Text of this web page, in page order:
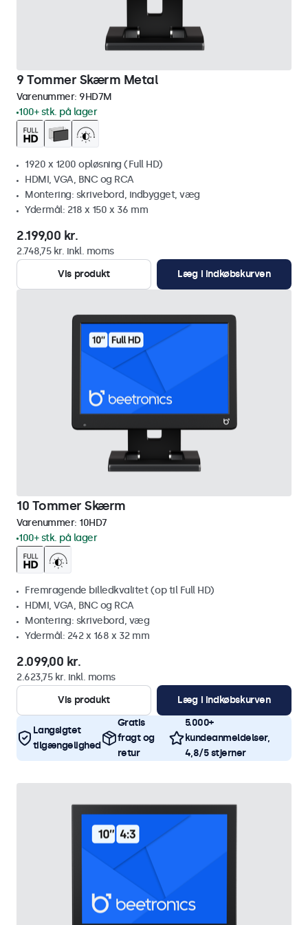
9 Tommer Skærm Metal
Varenummer: 9HD7M
100+ stk. på lager
1920 x 1200 opløsning (Full HD)
HDMI, VGA, BNC og RCA
Montering: skrivebord, indbygget, væg
Ydermål: 218 x 150 x 36 mm
2.199,00 kr.
2.748,75 kr. inkl. moms
Vis produkt
Læg i indkøbskurven
10 Tommer Skærm
Varenummer: 10HD7
100+ stk. på lager
Fremragende billedkvalitet (op til Full HD)
HDMI, VGA, BNC og RCA
Montering: skrivebord, væg
Ydermål: 242 x 168 x 32 mm
2.099,00 kr.
2.623,75 kr. inkl. moms
Vis produkt
Læg i indkøbskurven
Langsigtet
tilgængelighed
Gratis
fragt og
retur
5.000+
kundeanmeldelser,
4,8/5 stjerner